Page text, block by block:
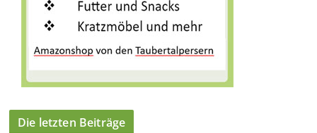
Die letzten Beiträge